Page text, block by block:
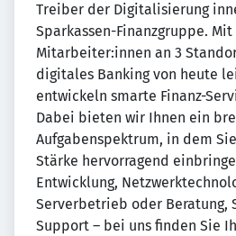
Treiber der Digitalisierung
Sparkassen-Finanzgruppe.
Mitarbeiter:innen an 3
digitales Banking von heute
entwickeln smarte Finanz-
Dabei bieten wir Ihnen ein
Aufgabenspektrum, in dem
Stärke hervorragend
Entwicklung,
Serverbetrieb oder Beratung,
Support – bei uns finden Sie